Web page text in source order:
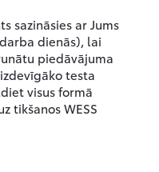
sazināsies ar Jums
dienās), lai
piedāvājuma
testa
visus formā
tikšanos WESS